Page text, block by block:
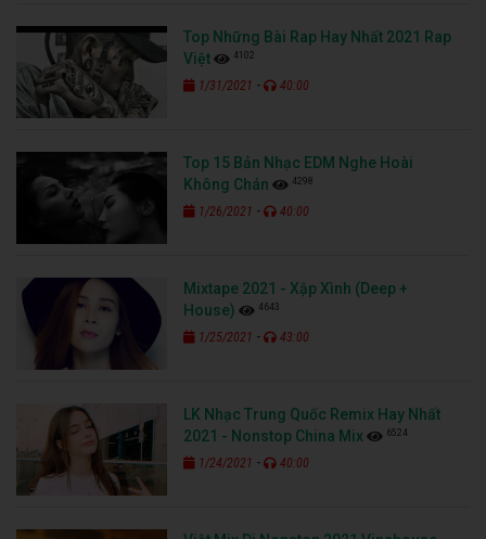
Top Những Bài Rap Hay Nhất 2021 Rap
Việt
4102
1/31/2021 - 40:00
Top 15 Bản Nhạc EDM Nghe Hoài
Không Chán
4298
1/26/2021 - 40:00
Mixtape 2021 - Xập Xình (Deep +
House)
4643
1/25/2021 - 43:00
LK Nhạc Trung Quốc Remix Hay Nhất
2021 - Nonstop China Mix
6524
1/24/2021 - 40:00